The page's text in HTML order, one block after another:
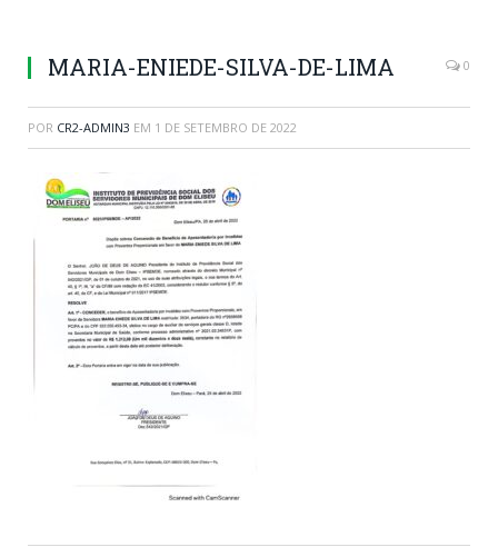
MARIA-ENIEDE-SILVA-DE-LIMA 0
POR CR2-ADMIN3 EM 1 DE SETEMBRO DE 2022